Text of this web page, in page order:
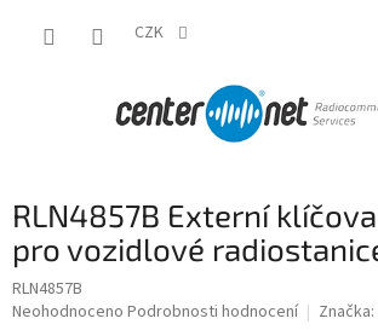
CZK
RLN4857B Externí
pro vozidlové
RLN4857B
Průměrné
Neohodnoceno Podrobnosti hodnocení Značka: